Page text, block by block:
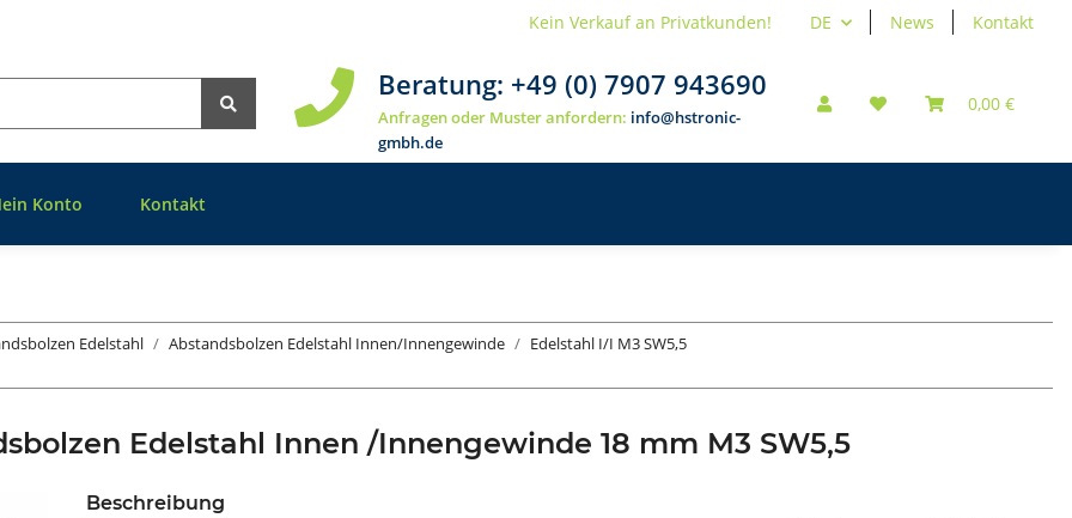
DE News Kontakt
Kein Verkauf an Privatkunden!
Beratung: +49 (0) 7907 943690
Anfragen oder Muster anfordern: info@hstronic-
gmbh.de
0,00 €
Konto Kontakt
Edelstahl Abstandsbolzen Edelstahl Innen/Innengewinde
Edelstahl I/I M3 SW5,5
Edelstahl Innen /Innengewinde 18 mm M3 SW5,5
Beschreibung